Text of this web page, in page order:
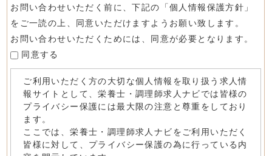
お問い合わせいただく前に、下記の「個人情報保護方針」
をご一読の上、同意いただけますようお願い致します。
お問い合わせいただくためには、同意が必要となります。
同意する